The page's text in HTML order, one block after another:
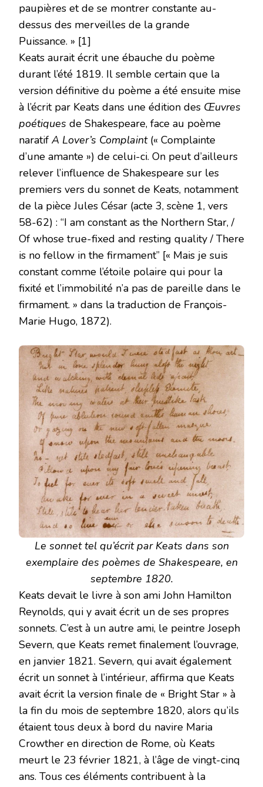
paupières et de se montrer constante au-
dessus des merveilles de la grande
Puissance. » [1]
Keats aurait écrit une ébauche du poème
durant l’été 1819. Il semble certain que la
version définitive du poème a été ensuite mise
à l’écrit par Keats dans une édition des Œuvres
poétiques de Shakespeare, face au poème
naratif A Lover’s Complaint(« Complainte
d’une amante ») de celui-ci. On peut d’ailleurs
relever l’influence de Shakespeare sur les
premiers vers du sonnet de Keats, notamment
de la pièce Jules César (acte 3, scène 1, vers
58-62) : “I am constant as the Northern Star, /
Of whose true-fixed and resting quality / There
is no fellow in the firmament” [« Mais je suis
constant comme l’étoile polaire qui pour la
fixité et l’immobilité n’a pas de pareille dans le
firmament. » dans la traduction de François-
Marie Hugo, 1872).
Le sonnet tel qu’écrit par Keats dans son
exemplaire des poèmes de Shakespeare, en
septembre 1820.
Keats devait le livre à son ami John Hamilton
Reynolds, qui y avait écrit un de ses propres
sonnets. C’est à un autre ami, le peintre Joseph
Severn, que Keats remet finalement l’ouvrage,
en janvier 1821. Severn, qui avait également
écrit un sonnet à l’intérieur, affirma que Keats
avait écrit la version finale de « Bright Star » à
la fin du mois de septembre 1820, alors qu’ils
étaient tous deux à bord du navire Maria
Crowther en direction de Rome, où Keats
meurt le 23 février 1821, à l’âge de vingt-cinq
ans. Tous ces éléments contribuent à la